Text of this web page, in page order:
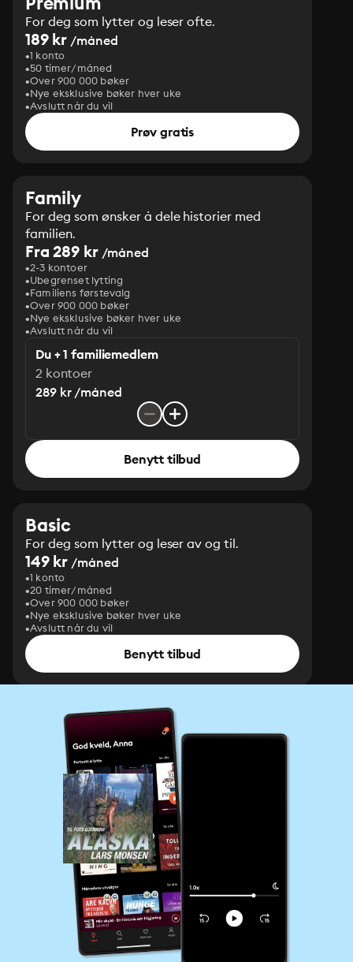
For deg som lytter og leser ofte.
189 kr /måned
1 konto
50 timer/måned
Over 900 000 bøker
Nye eksklusive bøker hver uke
Avslutt når du vil
Prøv gratis
Family
For deg som ønsker å dele historier med
familien.
Fra 289 kr/måned
2-3 kontoer
Ubegrenset lytting
Familiens førstevalg
Over 900 000 bøker
Nye eksklusive bøker hver uke
Avslutt når du vil
Du + 1 familiemedlem
2 kontoer
289 kr /måned
Benytt tilbud
Basic
For deg som lytter og leser av og til.
149 kr /måned
1 konto
20 timer/måned
Over 900 000 bøker
Nye eksklusive bøker hver uke
Avslutt når du vil
Benytt tilbud